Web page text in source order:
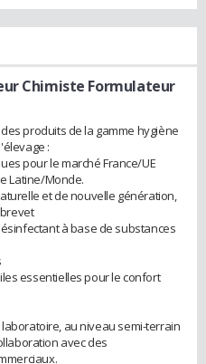
Chimiste Formulateur
produits de la gamme hygiène
:
pour le marché France/UE
Latine/Monde.
et de nouvelle génération,
à base de substances
essentielles pour le confort
au niveau semi-terrain
avec des